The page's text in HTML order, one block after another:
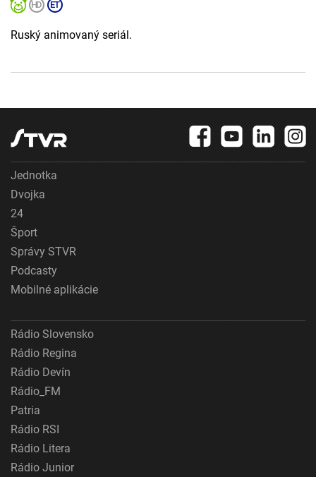
Ruský animovaný seriál.
Jednotka
Dvojka
24
Šport
Správy STVR
Podcasty
Mobilné aplikácie
Rádio Slovensko
Rádio Regina
Rádio Devín
Rádio_FM
Patria
Rádio RSI
Rádio Litera
Rádio Junior